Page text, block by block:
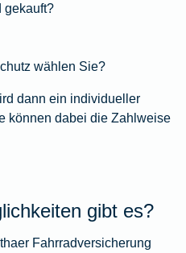
gekauft?
wählen Sie?
dann ein individueller
können dabei die Zahlweise
gibt es?
Fahrradversicherung